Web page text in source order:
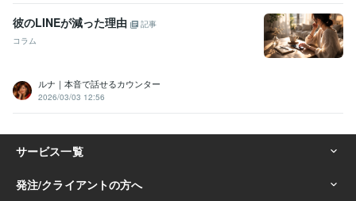
彼のLINEが減った理由
記事
コラム
ルナ｜本音で話せるカウンター
2026/03/03 12:56